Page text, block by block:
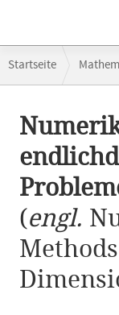
Navigation
Startseite
(engl.